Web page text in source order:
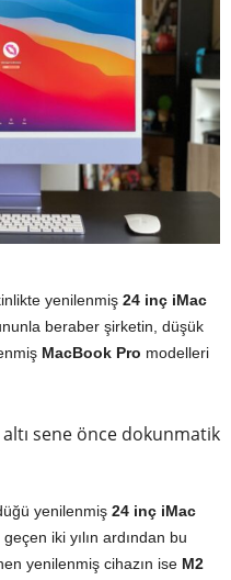
yenilenmiş 24 inç iMac
beraber şirketin, düşük
MacBook Pro modelleri
sene önce dokunmatik
yenilenmiş 24 inç iMac
iki yılın ardından bu
yenilenmiş cihazın ise M2